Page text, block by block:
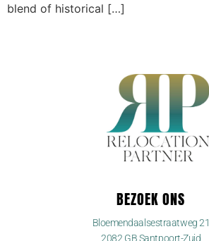
blend of historical […]
BEZOEK ONS
Bloemendaalsestraatweg 21
2082 GB Santpoort-Zuid